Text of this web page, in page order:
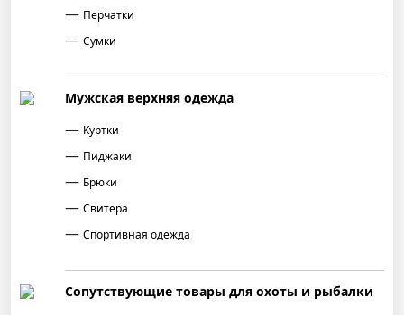
Перчатки
Сумки
Мужская верхняя одежда
Куртки
Пиджаки
Брюки
Свитера
Спортивная одежда
Сопутствующие товары для охоты и рыбалки